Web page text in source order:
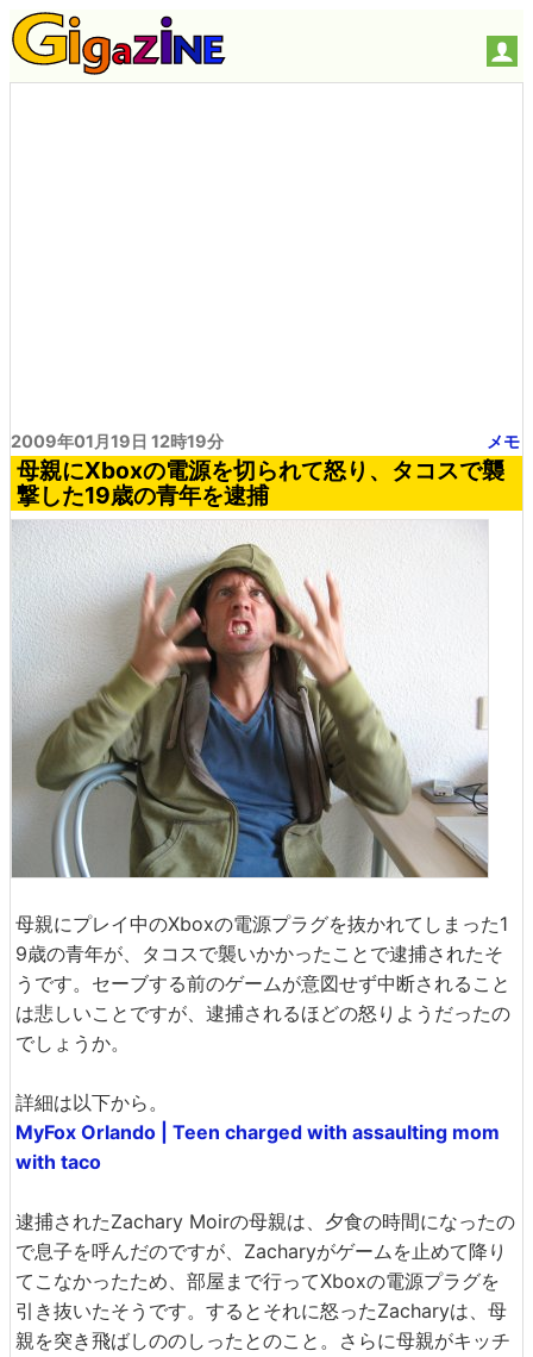
2009年01月19日 12時19分 メモ
母親にXboxの電源を切られて怒り、タコスで襲
撃した19歳の青年を逮捕
母親にプレイ中のXboxの電源プラグを抜かれてしまった1
9歳の青年が、タコスで襲いかかったことで逮捕されたそ
うです。セーブする前のゲームが意図せず中断されること
は悲しいことですが、逮捕されるほどの怒りようだったの
でしょうか。
詳細は以下から。
MyFox Orlando | Teen charged with assaulting mom
with taco
逮捕されたZachary Moirの母親は、夕食の時間になったの
で息子を呼んだのですが、Zacharyがゲームを止めて降り
てこなかったため、部屋まで行ってXboxの電源プラグを
引き抜いたそうです。するとそれに怒ったZacharyは、母
親を突き飛ばしののしったとのこと。さらに母親がキッチ